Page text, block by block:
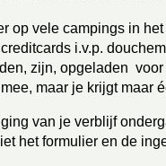
op vele campings in
i.v.p.
zijn, opgeladen
maar je krijgt maar
van je verblijf
het formulier en de